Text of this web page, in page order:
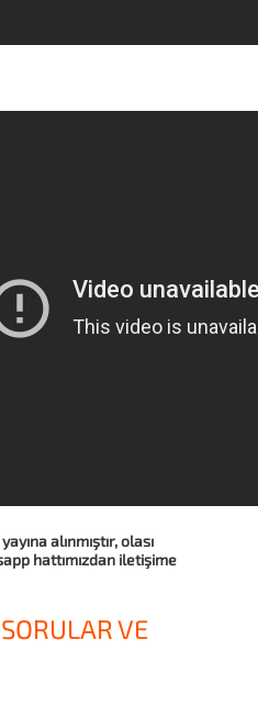
alınmıştır, olası
hattımızdan iletişime
VE